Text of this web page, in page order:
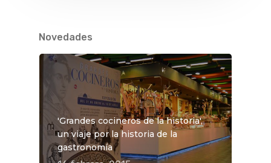
Novedades
'Grandes cocineros de la historia',
un viaje por la historia de la
gastronomía